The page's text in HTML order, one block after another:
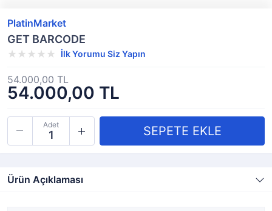
PlatinMarket
GET BARCODE
İlk Yorumu Siz Yapın
54.000,00 TL
54.000,00 TL
Adet
Ürün Açıklaması